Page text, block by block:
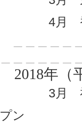
4月 香川
2018年（
3月 福岡県
プン